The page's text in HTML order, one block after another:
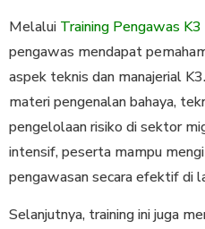
Melalui Training Pengawas
pengawas mendapat
aspek teknis dan manajerial
materi pengenalan bahaya,
pengelolaan risiko di sektor
intensif, peserta mampu
pengawasan secara efektif di
Selanjutnya, training ini juga